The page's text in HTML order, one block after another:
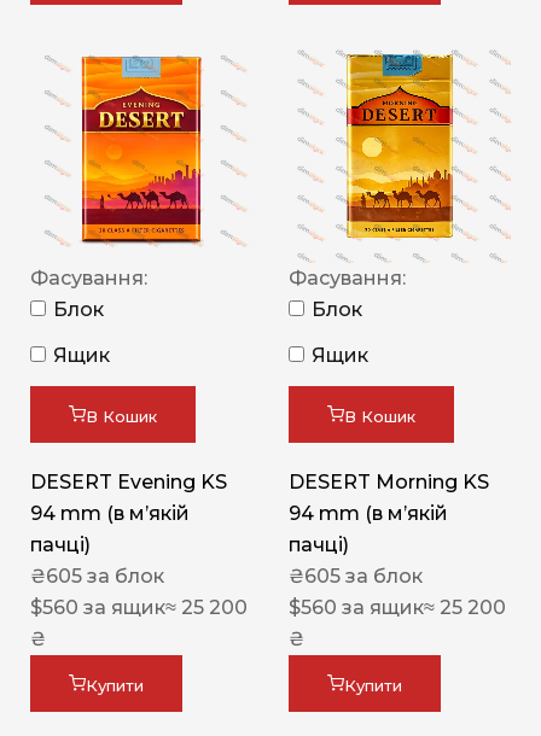
Фасування:
Блок
Ящик
В Кошик
DESERT Evening KS
94 mm (в мʼякій
пачці)
₴605 за блок
$560 за ящик≈ 25 200
₴
Купити
Фасування:
Блок
Ящик
В Кошик
DESERT Morning KS
94 mm (в мʼякій
пачці)
₴605 за блок
$560 за ящик≈ 25 200
₴
Купити